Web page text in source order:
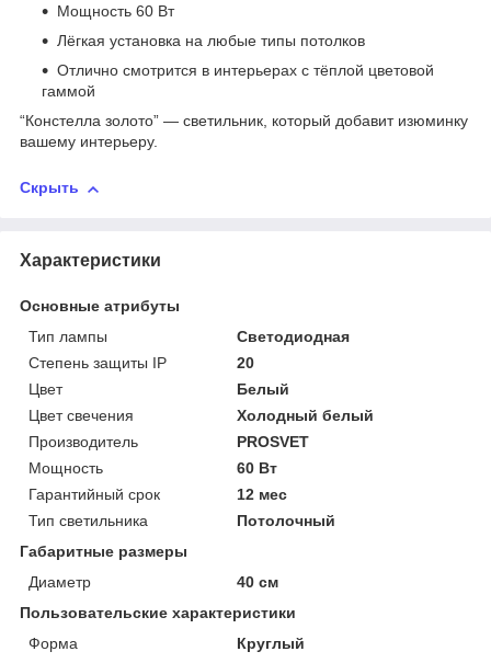
Мощность 60 Вт
Лёгкая установка на любые типы потолков
Отлично смотрится в интерьерах с тёплой цветовой
гаммой
“Констелла золото” — светильник, который добавит изюминку
вашему интерьеру.
Скрыть
Характеристики
Основные атрибуты
Тип лампы
Светодиодная
Степень защиты IP
20
Цвет
Белый
Цвет свечения
Холодный белый
Производитель
PROSVET
Мощность
60 Вт
Гарантийный срок
12 мес
Тип светильника
Потолочный
Габаритные размеры
Диаметр
40 см
Пользовательские характеристики
Форма
Круглый